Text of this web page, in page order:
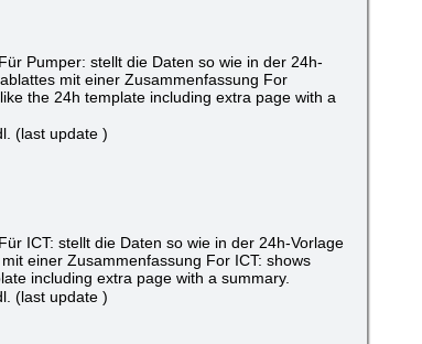
Pumper: stellt die Daten so wie in der 24h-
mit einer Zusammenfassung For
the 24h template including extra page with a
(last update )
ICT: stellt die Daten so wie in der 24h-Vorlage
einer Zusammenfassung For ICT: shows
including extra page with a summary.
(last update )